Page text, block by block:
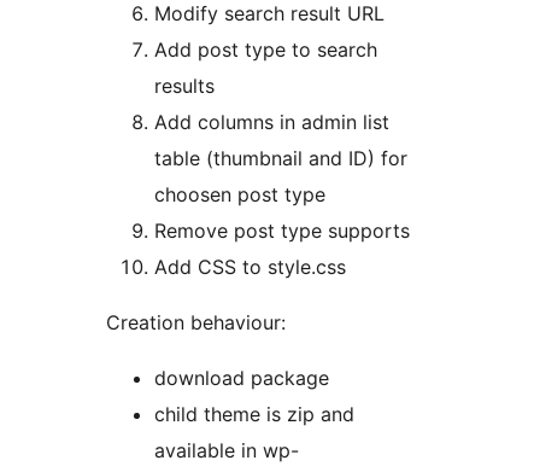
Modify search result URL
Add post type to search
results
Add columns in admin list
table (thumbnail and ID) for
choosen post type
Remove post type supports
Add CSS to style.css
Creation behaviour:
download package
child theme is zip and
available in wp-